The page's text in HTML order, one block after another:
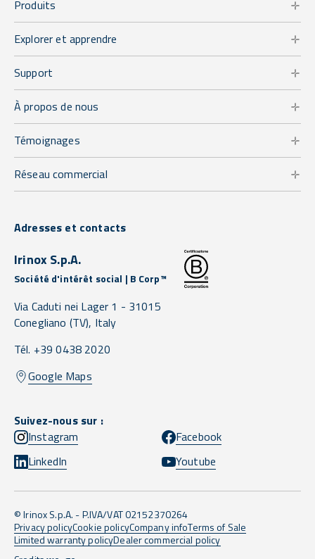
Produits
Explorer et apprendre
Support
À propos de nous
Témoignages
Réseau commercial
Adresses et contacts
Irinox S.p.A.
Société d'intérêt social | B Corp™
Via Caduti nei Lager 1 - 31015
Conegliano (TV), Italy
Tél. +39 0438 2020
Google Maps
Suivez-nous sur :
Instagram
Facebook
LinkedIn
Youtube
© Irinox S.p.A. - P.IVA/VAT 02152370264
Privacy policyCookie policyCompany infoTerms of Sale
Limited warranty policyDealer commercial policy